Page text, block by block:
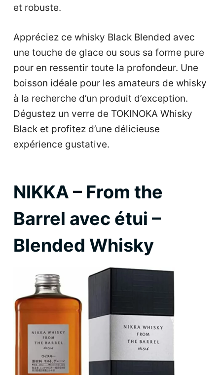
et robuste.
Appréciez ce whisky Black Blended avec
une touche de glace ou sous sa forme pure
pour en ressentir toute la profondeur. Une
boisson idéale pour les amateurs de whisky
à la recherche d’un produit d’exception.
Dégustez un verre de TOKINOKA Whisky
Black et profitez d’une délicieuse
expérience gustative.
NIKKA – From the
Barrel avec étui –
Blended Whisky